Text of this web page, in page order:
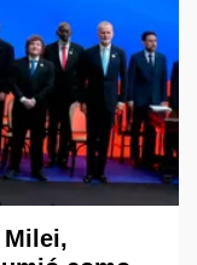
Milei,